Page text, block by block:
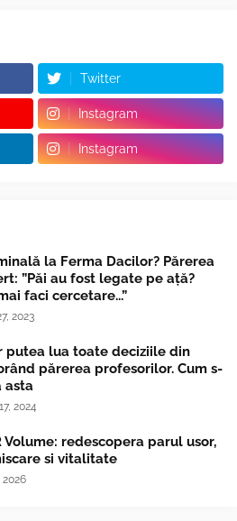
Twitter
Instagram
Instagram
la Ferma Dacilor? Părerea
”Păi au fost legate pe ață?
faci cercetare...”
2023
putea lua toate deciziile din
părerea profesorilor. Cum s-
asta
2024
Volume: redescopera parul usor,
si vitalitate
2026